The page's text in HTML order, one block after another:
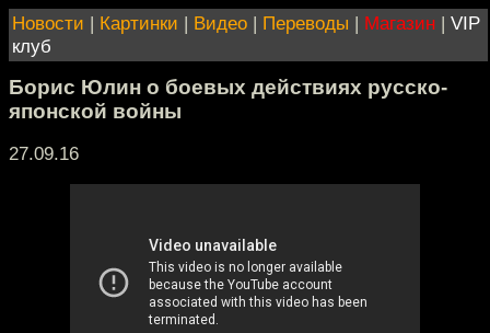
Новости | Картинки | Видео | Переводы | Магазин | VIP
клуб
Борис Юлин о боевых действиях русско-
японской войны
27.09.16